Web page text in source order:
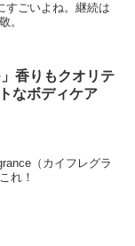
すごいよね。継続は
。
香りもクオリテ
なボディケア
（カイフレグラ
れ！